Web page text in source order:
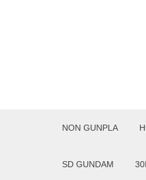
NON GUNPLA
SD GUNDAM